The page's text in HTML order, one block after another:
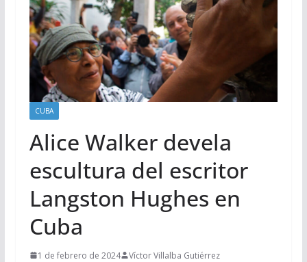
CUBA
Alice Walker devela
escultura del escritor
Langston Hughes en
Cuba
1 de febrero de 2024 Víctor Villalba Gutiérrez